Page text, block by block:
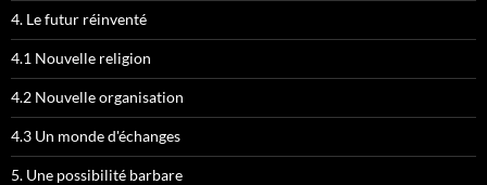
4. Le futur réinventé
4.1 Nouvelle religion
4.2 Nouvelle organisation
4.3 Un monde d'échanges
5. Une possibilité barbare